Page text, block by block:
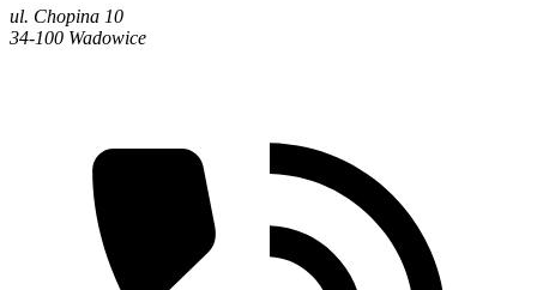
ul. Chopina 10
34-100 Wadowice